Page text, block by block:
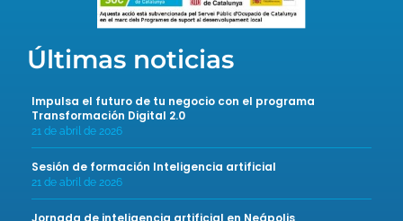
Últimas noticias
Impulsa el futuro de tu negocio con el programa
Transformación Digital 2.0
21 de abril de 2026
Sesión de formación Inteligencia artificial
21 de abril de 2026